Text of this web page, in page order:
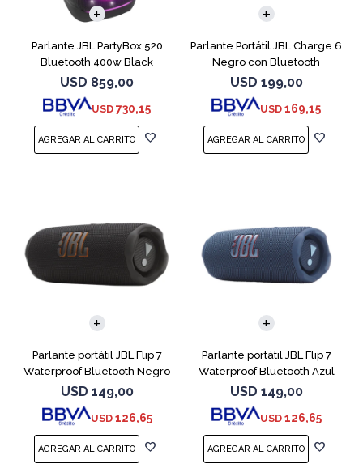
Parlante JBL PartyBox 520
Bluetooth 400w Black
USD 859,00
USD 730,15
Parlante Portátil JBL Charge 6
Negro con Bluetooth
USD 199,00
USD 169,15
Parlante portátil JBL Flip 7
Waterproof Bluetooth Negro
USD 149,00
USD 126,65
Parlante portátil JBL Flip 7
Waterproof Bluetooth Azul
USD 149,00
USD 126,65